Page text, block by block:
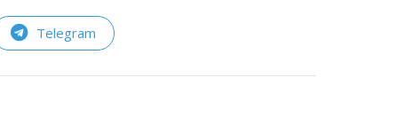
Telegram